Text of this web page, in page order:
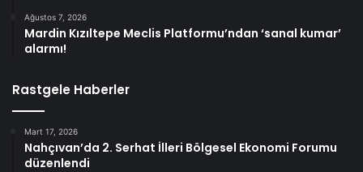
Ağustos 7, 2026
Mardin Kızıltepe Meclis Platformu’ndan ‘sanal kumar’
alarmı!
Rastgele Haberler
Mart 17, 2026
Nahçıvan’da 2. Serhat İlleri Bölgesel Ekonomi Forumu
düzenlendi